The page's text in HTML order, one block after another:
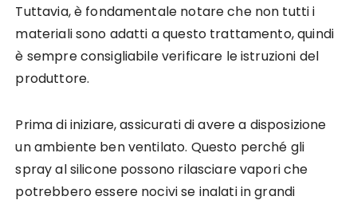
Tuttavia, è fondamentale notare che non tutti i
materiali sono adatti a questo trattamento, quindi
è sempre consigliabile verificare le istruzioni del
produttore.
Prima di iniziare, assicurati di avere a disposizione
un ambiente ben ventilato. Questo perché gli
spray al silicone possono rilasciare vapori che
potrebbero essere nocivi se inalati in grandi